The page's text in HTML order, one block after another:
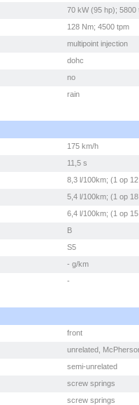
70 kW (95 hp); 5800
128 Nm; 4500 tpm
multipoint injection
dohc
no
rain
175 km/h
11,5 s
8,3 l/100km; (1 op
5,4 l/100km; (1 op
6,4 l/100km; (1 op
B
S5
- g/km
-
front
unrelated,
semi-unrelated
screw springs
screw springs